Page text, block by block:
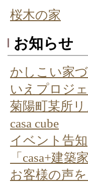
桜木の家
お知らせ
かしこい家
いえプロジ
菊陽町某所
casa cube
イベント告知
「casa+建築
お客様の声